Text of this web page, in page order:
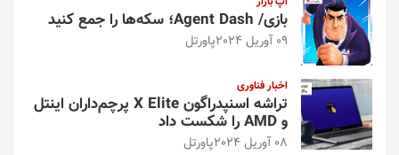
بازی/ Agent Dash؛ سکه‌ها را جمع کنید
09 آوریل 2024 پاورتل
اخبار فناوری
تراشه اسنپدراگون X Elite پرچم‌داران اینتل
و AMD را شکست داد
08 آوریل 2024 پاورتل